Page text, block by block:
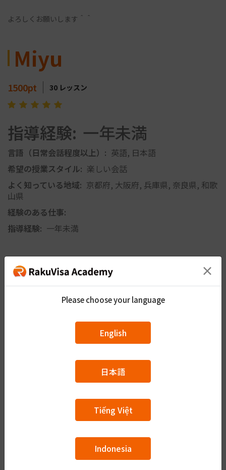
よろしくお願いします＾＾
Miyu
1500pt 30 レッスン
指導経験: 一年未満
言語（日常会話程度以上）: 英語, 日本語
希望の授業スタイル: 楽しい会話
よく知っている地域: 京都府, 大阪府, 兵庫県, 奈良県, 和歌
山県
経験のある仕事:
指導経験: 一年未満
登壇対応可能内容
A1（N5~N4）
A2（N4~N3）
×
Please choose your language
English
日本語
Tiếng Việt
Indonesia